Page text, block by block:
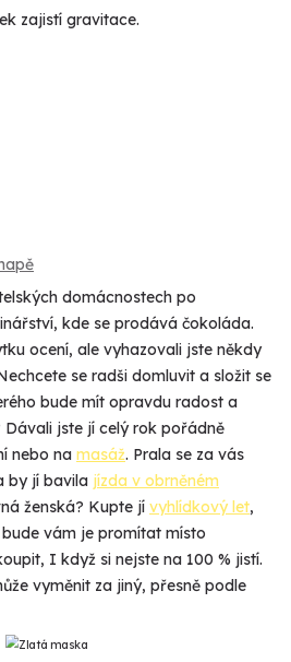
zajistí gravitace.
domácnostech po
kde se prodává čokoláda.
ocení, ale vyhazovali jste někdy
se radši domluvit a složit se
bude mít opravdu radost a
Dávali jste jí celý rok pořádně
nebo na masáž. Prala se za vás
by jí bavila jízda v obrněném
ženská? Kupte jí vyhlídkový let,
vám je promítat místo
I když si nejste na 100 % jistí.
vyměnit za jiný, přesně podle